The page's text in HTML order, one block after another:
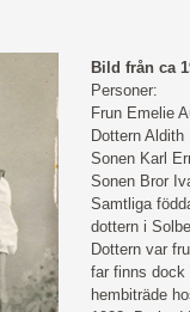
Bild från ca
Personer:
Frun Emelie
Dottern
Sonen Karl
Sonen Bror
Samtliga
dottern i
Dottern var
far finns dock
hembiträde